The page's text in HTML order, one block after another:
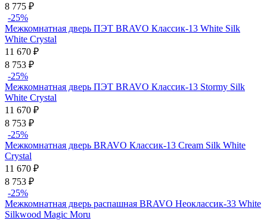
8 775 ₽
-25%
Межкомнатная дверь ПЭТ BRAVO Классик-13 White Silk
White Сrystal
11 670 ₽
8 753 ₽
-25%
Межкомнатная дверь ПЭТ BRAVO Классик-13 Stormy Silk
White Сrystal
11 670 ₽
8 753 ₽
-25%
Межкомнатная дверь BRAVO Классик-13 Cream Silk White
Сrystal
11 670 ₽
8 753 ₽
-25%
Межкомнатная дверь распашная BRAVO Неоклассик-33 White
Silkwood Magic Moru